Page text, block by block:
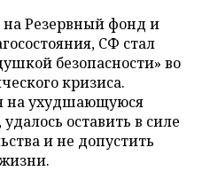
Резервный фонд и
СФ стал
безопасности» во
кризиса.
на ухудшающуюся
оставить в силе
и не допустить